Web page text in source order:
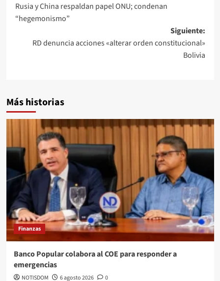
Rusia y China respaldan papel ONU; condenan
“hegemonismo”
Siguiente:
RD denuncia acciones «alterar orden constitucional»
Bolivia
Más historias
Finanzas
Banco Popular colabora al COE para responder a
emergencias
NOTISDOM 6 agosto 2026 0